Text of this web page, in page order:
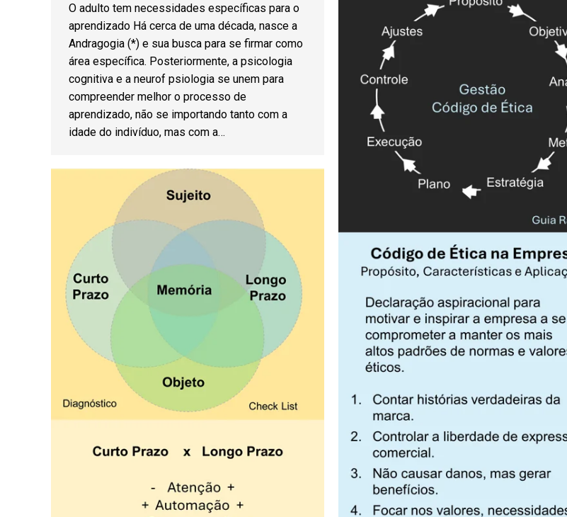
O adulto tem necessidades específicas para o
aprendizado Há cerca de uma década, nasce a
Andragogia (*) e sua busca para se firmar como
área específica. Posteriormente, a psicologia
cognitiva e a neurof psiologia se unem para
compreender melhor o processo de
aprendizado, não se importando tanto com a
idade do indivíduo, mas com a…